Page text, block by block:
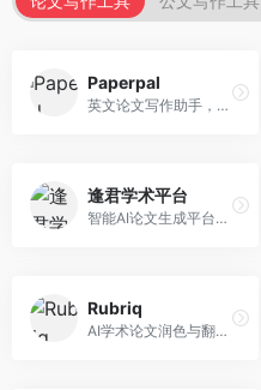
Paperpal
英文论文写作助手，专注于学术英语润色。面向需要发表国际期刊的研究者，提供语法检查、学术表达优化、格式规范等服务，英语表达地道专业。
逢君学术平台
智能AI论文生成平台，支持查重检测。面向高校学生和研究人员，提供论文选题、内容生成、查重修改等一站式服务，学术写作流程完整。
Rubriq
AI学术论文润色与翻译平台。面向国际期刊投稿者，提供论文润色、翻译、格式调整等服务，支持多语言，学术表达专业规范。